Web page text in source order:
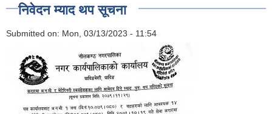
निवेदन म्याद थप सूचना
Submitted on: Mon, 03/13/2023 - 11:54